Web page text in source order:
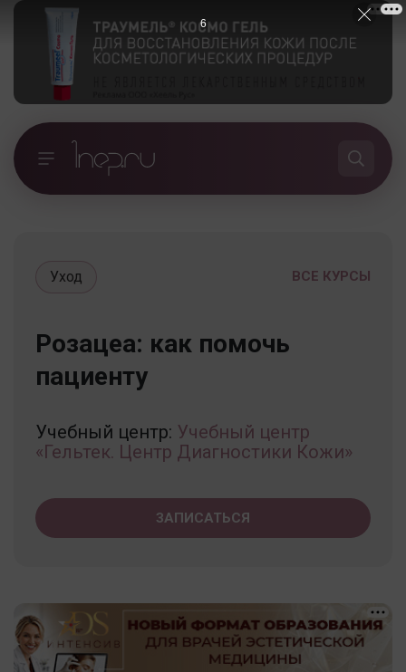
ВСЕ КУРСЫ
Уход
Розацеа: как помочь
пациенту
Учебный центр: Учебный центр
«Гельтек. Центр Диагностики Кожи»
ЗАПИСАТЬСЯ
5